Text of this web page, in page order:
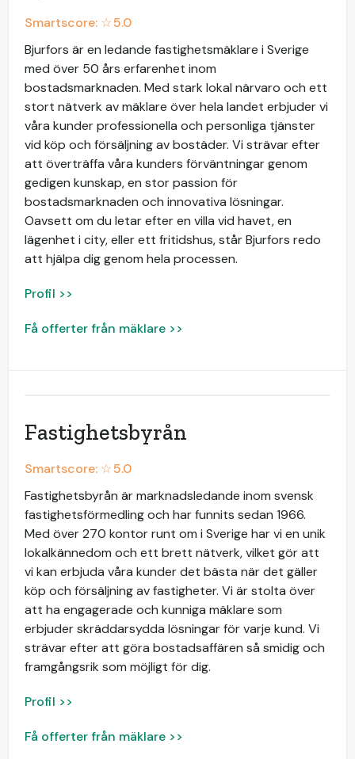
Smartscore: ☆5.0
Bjurfors är en ledande fastighetsmäklare i Sverige
med över 50 års erfarenhet inom
bostadsmarknaden. Med stark lokal närvaro och ett
stort nätverk av mäklare över hela landet erbjuder vi
våra kunder professionella och personliga tjänster
vid köp och försäljning av bostäder. Vi strävar efter
att överträffa våra kunders förväntningar genom
gedigen kunskap, en stor passion för
bostadsmarknaden och innovativa lösningar.
Oavsett om du letar efter en villa vid havet, en
lägenhet i city, eller ett fritidshus, står Bjurfors redo
att hjälpa dig genom hela processen.
Profil >>
Få offerter från mäklare >>
Fastighetsbyrån
Smartscore: ☆5.0
Fastighetsbyrån är marknadsledande inom svensk
fastighetsförmedling och har funnits sedan 1966.
Med över 270 kontor runt om i Sverige har vi en unik
lokalkännedom och ett brett nätverk, vilket gör att
vi kan erbjuda våra kunder det bästa när det gäller
köp och försäljning av fastigheter. Vi är stolta över
att ha engagerade och kunniga mäklare som
erbjuder skräddarsydda lösningar för varje kund. Vi
strävar efter att göra bostadsaffären så smidig och
framgångsrik som möjligt för dig.
Profil >>
Få offerter från mäklare >>